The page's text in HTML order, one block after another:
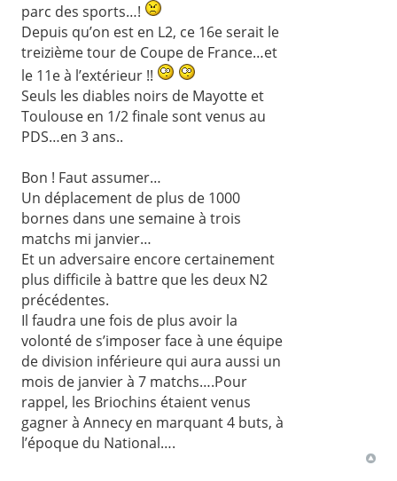
parc des sports…!
Depuis qu’on est en L2, ce 16e serait le
treizième tour de Coupe de France…et
le 11e à l’extérieur !!
Seuls les diables noirs de Mayotte et
Toulouse en 1/2 finale sont venus au
PDS…en 3 ans..
Bon ! Faut assumer…
Un déplacement de plus de 1000
bornes dans une semaine à trois
matchs mi janvier…
Et un adversaire encore certainement
plus difficile à battre que les deux N2
précédentes.
Il faudra une fois de plus avoir la
volonté de s’imposer face à une équipe
de division inférieure qui aura aussi un
mois de janvier à 7 matchs….Pour
rappel, les Briochins étaient venus
gagner à Annecy en marquant 4 buts, à
l’époque du National….